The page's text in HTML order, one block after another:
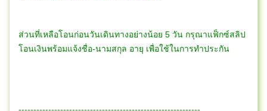
ส่วนที่เหลือโอนก่อนวันเดินทางอย่างน้อย 5 วัน กรุณาแฟ็กซ์สลิป
โอนเงินพร้อมแจ้งชื่อ-นามสกุล อายุ เพื่อใช้ในการทำประกัน